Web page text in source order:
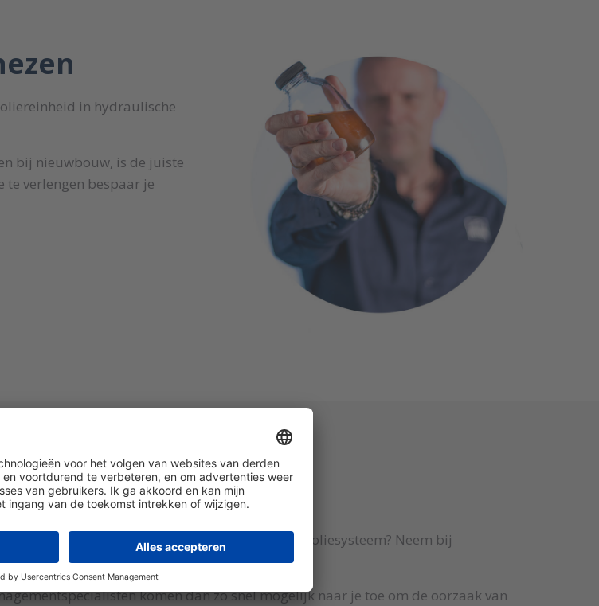
in hydraulische
bij nieuwbouw, is de juiste
verlengen bespaar je
hulp
acute problemen met je hydraulische of smeeroliesysteem? Neem bij
contact met ons op.
komen dan zo snel mogelijk naar je toe om de oorzaak van